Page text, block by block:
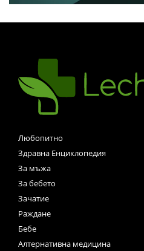
Любопитно
Здравна Енциклопедия
За мъжа
За бебето
Зачатие
Раждане
Бебе
Алтернативна медицина